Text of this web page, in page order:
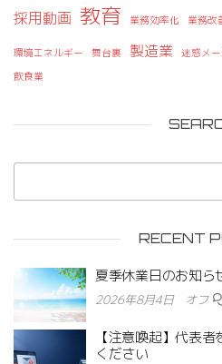
採用動画 教育 業務効率化 業務改
環境エネルギー 舞台裏 製造業 迷惑メ
飲食業
RECENT
夏季休業日のお知ら
2026年8月4日 オフ
【注意喚起】代表
ください